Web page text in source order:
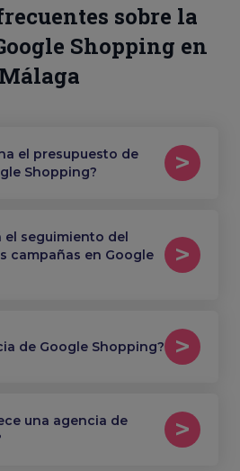
sobre la
Shopping en
Málaga
el presupuesto de
Shopping?
el seguimiento del
campañas en Google
de Google Shopping?
una agencia de